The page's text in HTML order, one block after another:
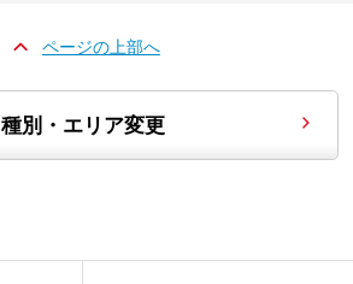
ページの上部へ
種別・エリア変更